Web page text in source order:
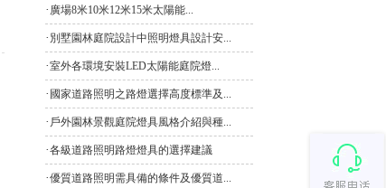
· 廣場8米10米12米15米太陽能...
· 別墅園林庭院設計中照明燈具設計安...
·室外各環境安裝LED太陽能庭院燈...
· 國家道路照明之路燈選擇高度標準及...
· 戶外園林景觀庭院燈具風格介紹與種...
·各級道路照明路燈燈具的選擇建議
·優質道路照明需具備的條件及優質道...